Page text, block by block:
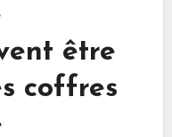
être
coffres